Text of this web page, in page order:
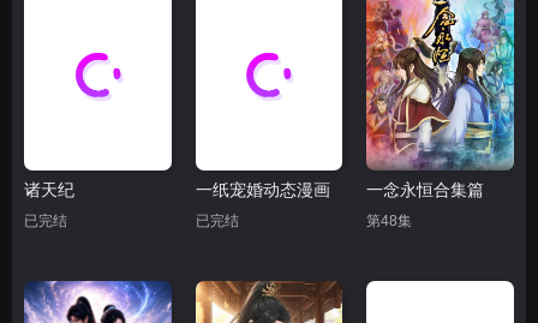
诸天纪
已完结
一纸宠婚动态漫画
已完结
一念永恒合集篇
第48集